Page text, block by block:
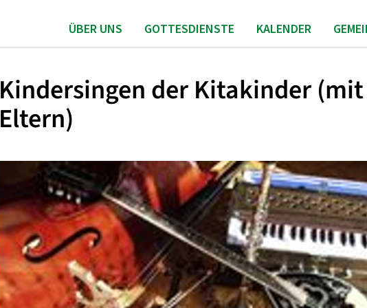
ÜBER UNS GOTTESDIENSTE KALENDER
Kindersingen der Kitakinder (mit
Eltern)